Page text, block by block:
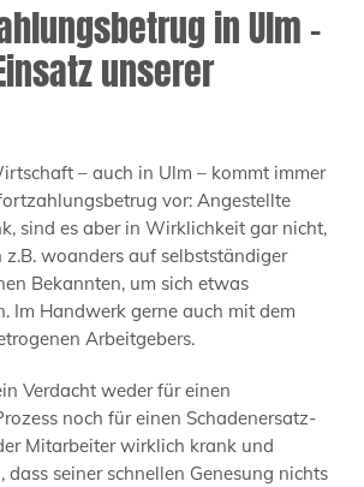
in Ulm –
unserer
– auch in Ulm – kommt immer
vor: Angestellte
sind es aber in Wirklichkeit gar nicht,
z.B. woanders auf selbstständiger
Bekannten, um sich etwas
Im Handwerk gerne auch mit dem
Arbeitgebers.
Verdacht weder für einen
noch für einen Schadenersatz-
Mitarbeiter wirklich krank und
dass seiner schnellen Genesung nichts